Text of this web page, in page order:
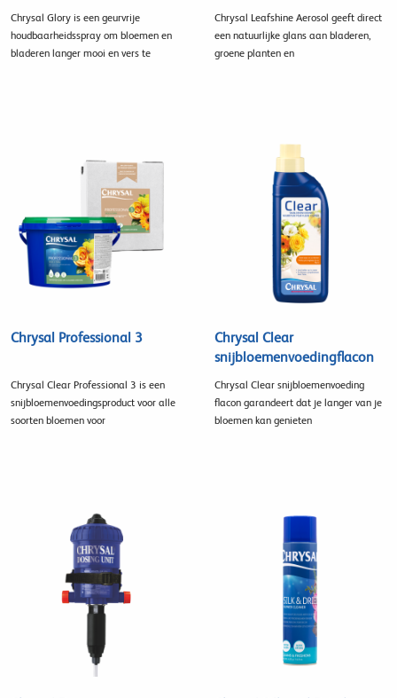
Chrysal Glory is een geurvrije
houdbaarheidsspray om bloemen en
bladeren langer mooi en vers te
Chrysal Leafshine Aerosol geeft direct
een natuurlijke glans aan bladeren,
groene planten en
Chrysal Professional 3
Chrysal Clear Professional 3 is een
snijbloemenvoedingsproduct voor alle
soorten bloemen voor
Chrysal Clear
snijbloemenvoedingflacon
Chrysal Clear snijbloemenvoeding
flacon garandeert dat je langer van je
bloemen kan genieten